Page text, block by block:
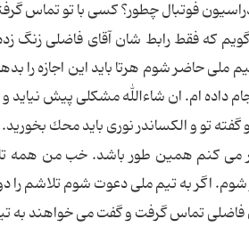
فوتبال چطور؟ كسى با تو تماس
كه فقط رابط شان آقاى فاضلى زنگ
ملى حاضر شوم هرتا باید این اجازه را
داده ام. ان شاءالله مشكلى پیش نیاید
گفته تو و الكساندر نورى باید محك
شوم. اگر به تیم ملى دعوت شوم تلاشم را
فاضلى تماس گرفت و گفت مى خواهند به